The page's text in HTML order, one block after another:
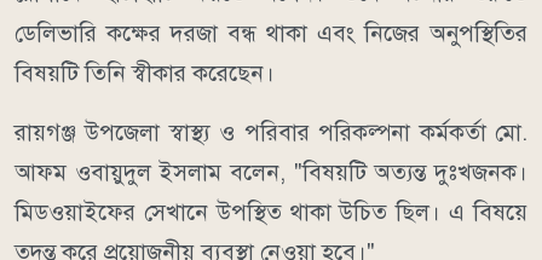
ডেলিভারি কক্ষের দরজা বন্ধ থাকা এবং নিজের অনুপস্থিতির
বিষয়টি তিনি স্বীকার করেছেন।
রায়গঞ্জ উপজেলা স্বাস্থ্য ও পরিবার পরিকল্পনা কর্মকর্তা মো.
আফম ওবায়ুদুল ইসলাম বলেন, "বিষয়টি অত্যন্ত দুঃখজনক।
মিডওয়াইফের সেখানে উপস্থিত থাকা উচিত ছিল। এ বিষয়ে
তদন্ত করে প্রয়োজনীয় ব্যবস্থা নেওয়া হবে।"